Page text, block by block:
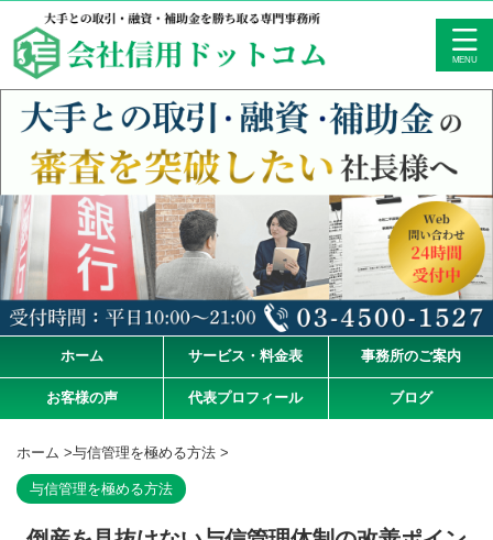
ホーム サービス・料金表 事務所のご案内
お客様の声 代表プロフィール ブログ
ホーム >与信管理を極める方法 >
与信管理を極める方法